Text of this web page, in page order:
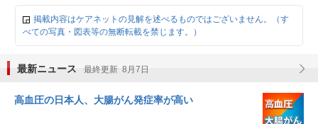
掲載内容はケアネットの見解を述べるものではございません。（す
べての写真・図表等の無断転載を禁じます。）
最新ニュース 最終更新 8月7日
高血圧の日本人、大腸がん発症率が高い